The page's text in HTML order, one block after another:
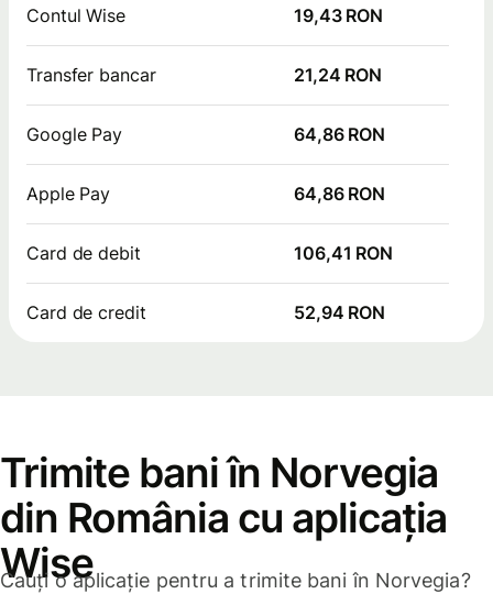
Contul Wise 19,43 RON
Transfer bancar 21,24 RON
Google Pay 64,86 RON
Apple Pay 64,86 RON
Card de debit 106,41 RON
Card de credit 52,94 RON
Trimite bani în Norvegia
din România cu aplicația
Wise
Cauți o aplicație pentru a trimite bani în Norvegia?